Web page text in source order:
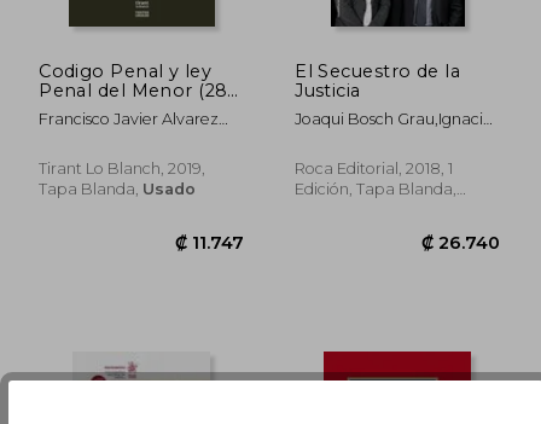
Codigo Penal y ley
Penal del Menor (28ª
Ed. )
Francisco Javier Alvarez
Tirant Lo Blanch, 2019,
Tapa Blanda, Usado
El Secuestro de la
Justicia
Joaqui Bosch Grau,Ignacio
Roca Editorial, 2018, 1
Edición, Tapa Blanda,